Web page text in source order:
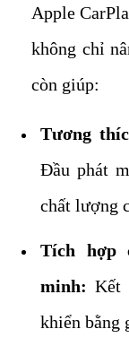
Apple
không chỉ
còn giúp:
Tương
Đầu phát
chất lượng
Tích hợp
minh: Kết
khiển bằng